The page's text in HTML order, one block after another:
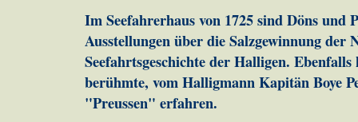
Im Seefahrerhaus von 1725 sind Döns und
Ausstellungen über die Salzgewinnung der
Seefahrtsgeschichte der Halligen.
berühmte, vom Halligmann Kapitän Boye
"Preussen" erfahren.